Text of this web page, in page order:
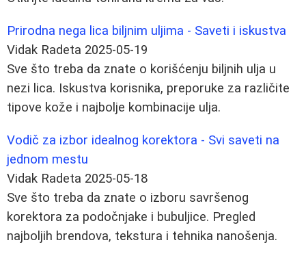
Prirodna nega lica biljnim uljima - Saveti i iskustva
Vidak Radeta 2025-05-19
Sve što treba da znate o korišćenju biljnih ulja u
nezi lica. Iskustva korisnika, preporuke za različite
tipove kože i najbolje kombinacije ulja.
Vodič za izbor idealnog korektora - Svi saveti na
jednom mestu
Vidak Radeta 2025-05-18
Sve što treba da znate o izboru savršenog
korektora za podočnjake i bubuljice. Pregled
najboljih brendova, tekstura i tehnika nanošenja.